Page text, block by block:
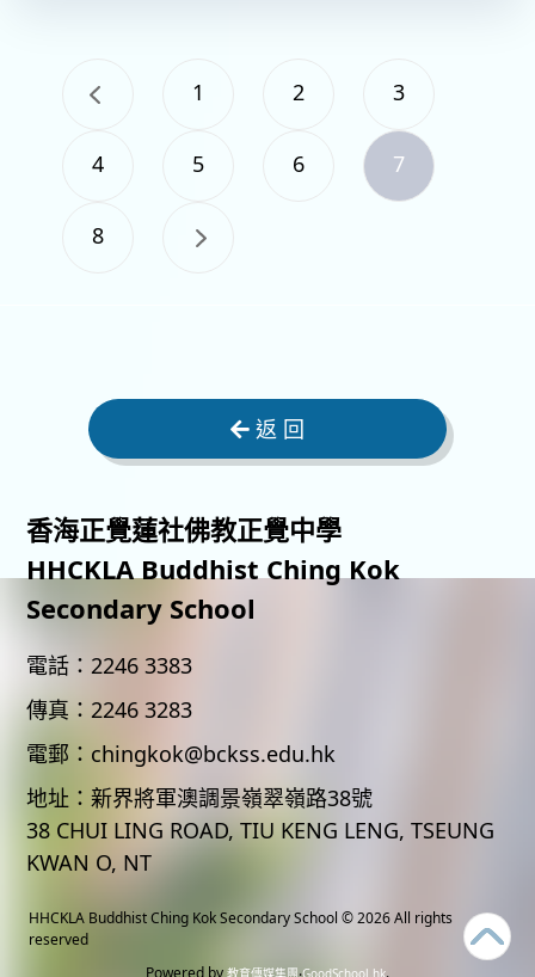
1 2 3
4 5 6 7
8
返 回
香海正覺蓮社佛教正覺中學
HHCKLA Buddhist Ching Kok
Secondary School
電話： 2246 3383
傳真： 2246 3283
電郵： chingkok@bckss.edu.hk
地址： 新界將軍澳調景嶺翠嶺路38號
38 CHUI LING ROAD, TIU KENG LENG, TSEUNG
KWAN O, NT
HHCKLA Buddhist Ching Kok Secondary School © 2026 All rights
reserved
Powered by 教育傳媒集團 ‧GoodSchool.hk.